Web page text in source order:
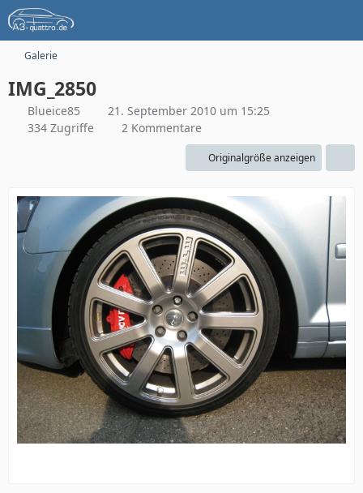
Galerie
IMG_2850
Blueice85
21. September 2010 um 15:25
334 Zugriffe
2 Kommentare
Originalgröße anzeigen